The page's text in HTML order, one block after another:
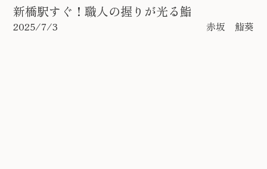
新橋駅すぐ！職人の握りが光る鮨
2025/7/3 赤坂 鮨葵